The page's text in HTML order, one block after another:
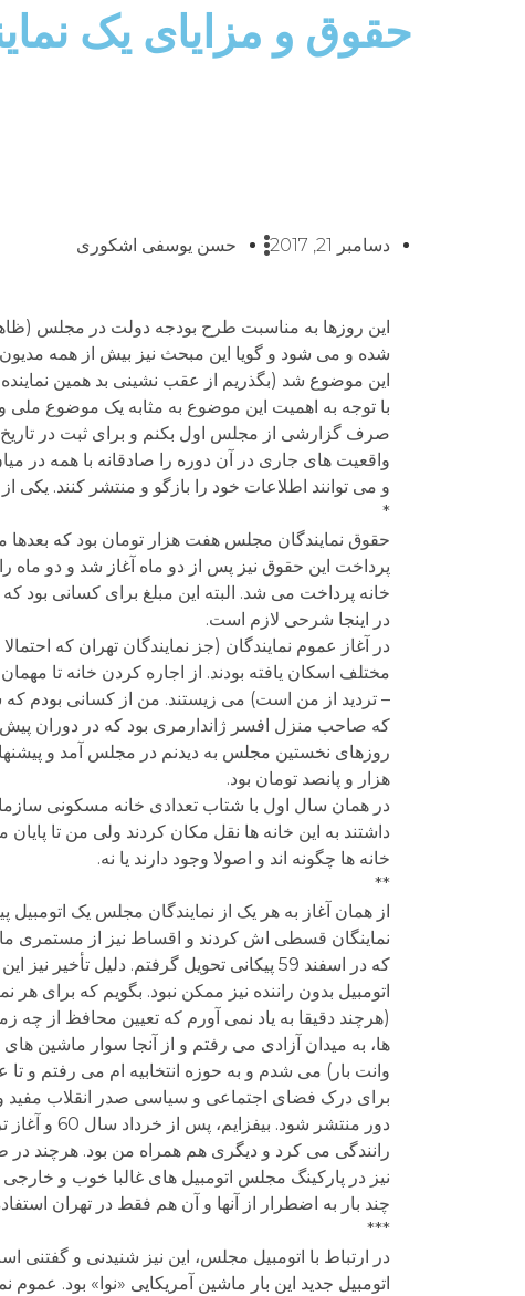
حقوق و مزایای یک
دسامبر 21, 2017 حسن یوسفی اشکوری
این روزها به مناسبت طرح بودجه دولت در مجلس
شده و می شود و گویا این مبحث نیز بیش از همه
این موضوع شد (بگذریم از عقب نشینی بد همین نماینده
با توجه به اهمیت این موضوع به مثابه یک موضوع
صرف گزارشی از مجلس اول بکنم و برای ثبت در تاریخ
واقعیت های جاری در آن دوره را صادقانه با همه در
و می توانند اطلاعات خود را بازگو و منتشر کنند.
*
حقوق نمایندگان مجلس هفت هزار تومان بود که بعدها
پرداخت این حقوق نیز پس از دو ماه آغاز شد و دو ماه
خانه پرداخت می شد. البته این مبلغ برای کسانی بود
در اینجا شرحی لازم است.
در آغاز عموم نمایندگان (جز نمایندگان تهران که
مختلف اسکان یافته بودند. از اجاره کردن خانه تا
– تردید از من است) می زیستند. من از کسانی بودم
که صاحب منزل افسر ژاندارمری بود که در دوران پیش
روزهای نخستین مجلس به دیدنم در مجلس آمد و
هزار و پانصد تومان بود.
در همان سال اول با شتاب تعدادی خانه مسکونی
خانه ها چگونه اند و اصولا وجود دارند یا نه.
**
از همان آغاز به هر یک از نمایندگان مجلس یک
نماینگان قسطی اش کردند و اقساط نیز از مستمری
که در اسفند 59 پیکانی تحویل گرفتم. دلیل
اتومبیل بدون راننده نیز ممکن نبود. بگویم که برای
(هرچند دقیقا به یاد نمی آورم که تعیین محافظ از چه
ها، به میدان آزادی می رفتم و از آنجا سوار
وانت بار) می شدم و به حوزه انتخابیه ام می رفتم و
برای درک فضای اجتماعی و سیاسی صدر انقلاب مفید و
دور
رانندگی می کرد و دیگری هم همراه من بود. هرچند در
نیز در پارکینگ مجلس اتومبیل های غالبا خوب و
چند بار به اضطرار از آنها و آن هم فقط در تهران
***
در ارتباط با اتومبیل مجلس، این نیز شنیدنی و گفتنی
اتومبیل جدید این بار ماشین آمریکایی «نوا» بود. عموم